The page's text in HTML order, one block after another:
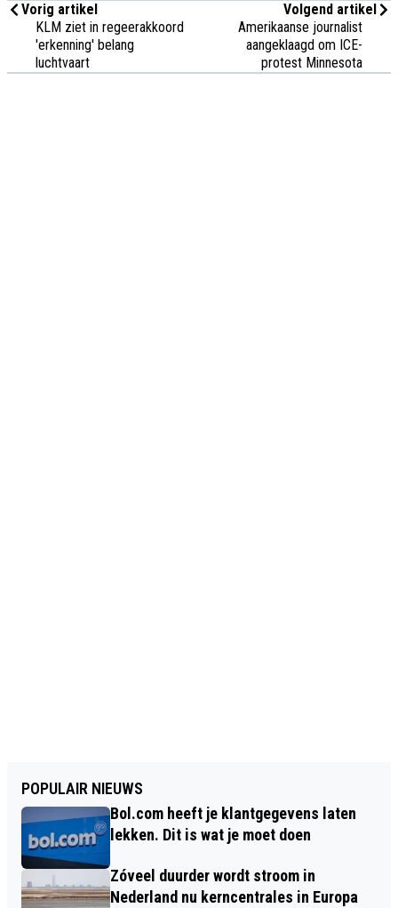
Vorig artikel
KLM ziet in regeerakkoord
'erkenning' belang
luchtvaart
Volgend artikel
Amerikaanse journalist
aangeklaagd om ICE-
protest Minnesota
POPULAIR NIEUWS
Bol.com heeft je klantgegevens laten
lekken. Dit is wat je moet doen
Zóveel duurder wordt stroom in
Nederland nu kerncentrales in Europa